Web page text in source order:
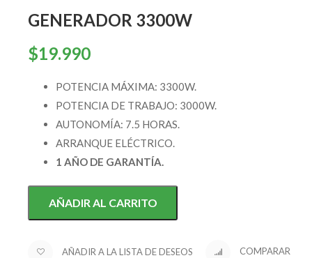
GENERADOR 3300W
$19.990
POTENCIA MÁXIMA: 3300W.
POTENCIA DE TRABAJO: 3000W.
AUTONOMÍA: 7.5 HORAS.
ARRANQUE ELÉCTRICO.
1 AÑO DE GARANTÍA.
AÑADIR AL CARRITO
AÑADIR A LA LISTA DE DESEOS COMPARAR